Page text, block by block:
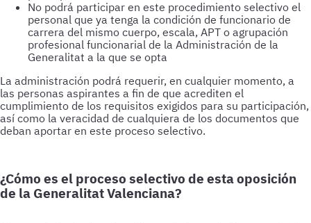
No podrá participar en este procedimiento selectivo el
personal que ya tenga la condición de funcionario de
carrera del mismo cuerpo, escala, APT o agrupación
profesional funcionarial de la Administración de la
Generalitat a la que se opta
La administración podrá requerir, en cualquier momento, a
las personas aspirantes a fin de que acrediten el
cumplimiento de los requisitos exigidos para su participación,
así como la veracidad de cualquiera de los documentos que
deban aportar en este proceso selectivo.
¿Cómo es el proceso selectivo de esta oposición
de la Generalitat Valenciana?